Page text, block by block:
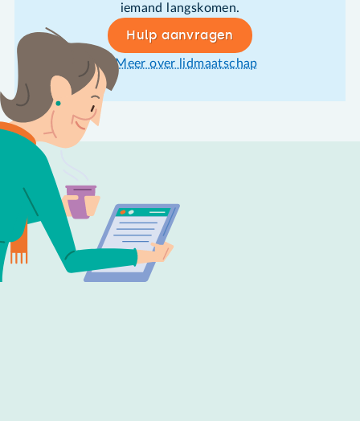
iemand langskomen.
Hulp aanvragen
Meer over lidmaatschap